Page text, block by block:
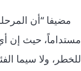
مضيفا “أن
مستداماً، حيث إن
للخطر، ولا سيما